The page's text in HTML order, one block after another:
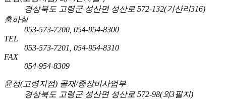
경상북도 고령군 성산면 성산로 572-132(기산리316)
출하실
053-573-7200, 054-954-8300
TEL
053-573-7201, 054-954-8310
FAX
054-954-8309
윤성(고령지점) 골재/중장비사업부
경상북도 고령군 성산면 성산로 572-98(외3필지)